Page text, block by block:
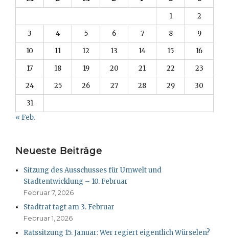
1
2
3
4 5 6 7 8
9
10
11 12 13 14 15
16
17
18 19 20 21 22
23
24
25 26 27 28 29
30
31
« Feb.
Neueste Beiträge
Sitzung des Ausschusses für Umwelt und
Stadtentwicklung – 10. Februar
Februar 7, 2026
Stadtrat tagt am 3. Februar
Februar 1, 2026
Ratssitzung 15. Januar: Wer regiert eigentlich Würselen?